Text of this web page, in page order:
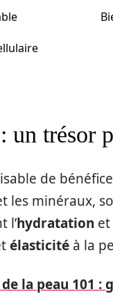
un trésor
de
les minéraux,
l’hydratation et
élasticité à la
de la peau 101